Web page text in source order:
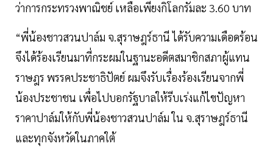
ว่าการกระทรวงพาณิชย์ เหลือเพียงกิโลกรัมละ 3.60 บาท
“พี่น้องชาวสวนปาล์ม จ.สุราษฎร์ธานี ได้รับความเดือดร้อน
จึงได้ร้องเรียนมาที่กระผมในฐานะอดีตสมาชิกสภาผู้แทน
ราษฎร พรรคประชาธิปัตย์ ผมจึงรับเรื่องร้องเรียนจากพี่
น้องประชาชน เพื่อไปบอกรัฐบาลให้รีบเร่งแก้ไขปัญหา
ราคาปาล์มให้กับพี่น้องชาวสวนปาล์ม ใน จ.สุราษฎร์ธานี
และทุกจังหวัดในภาคใต้